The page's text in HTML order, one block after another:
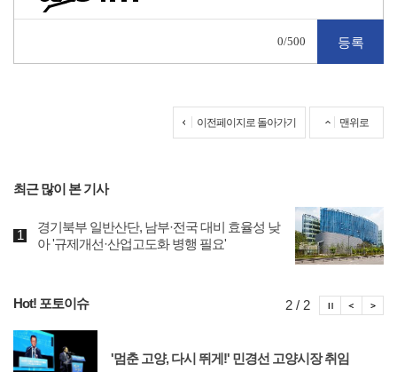
0/500
이전페이지로 돌아가기 맨위로
최근 많이 본 기사
경기북부 일반산단, 남부·전국 대비 효율성 낮
아 '규제개선·산업고도화 병행 필요'
Hot! 포토이슈
'멈춘 고양, 다시 뛰게!' 민경선 고양시장 취임
2 / 2 포
포토이